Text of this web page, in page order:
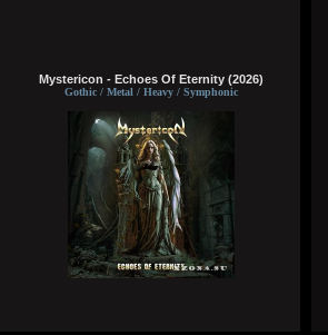
Mystericon - Echoes Of Eternity (2026)
Gothic / Metal / Heavy / Symphonic